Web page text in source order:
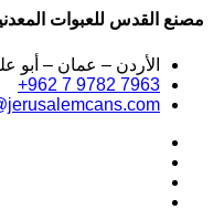
مصنع القدس للعبوات
الأردن – عمان –
+962 7 9782 7963